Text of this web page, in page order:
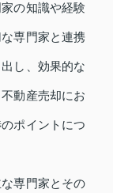
の知識や経験
専門家と連携
し、効果的な
動産売却にお
ポイントにつ
専門家とその